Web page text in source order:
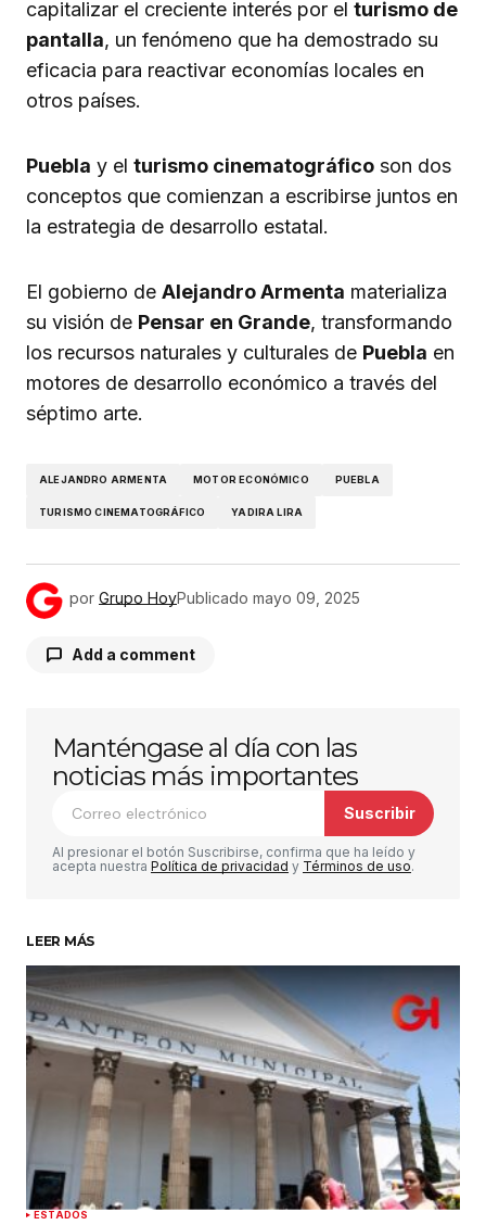
capitalizar el creciente interés por el turismo de
pantalla, un fenómeno que ha demostrado su
eficacia para reactivar economías locales en
otros países.
Puebla y el turismo cinematográfico son dos
conceptos que comienzan a escribirse juntos en
la estrategia de desarrollo estatal.
El gobierno de Alejandro Armenta materializa
su visión de Pensar en Grande, transformando
los recursos naturales y culturales de Puebla en
motores de desarrollo económico a través del
séptimo arte.
ALEJANDRO ARMENTA MOTOR ECONÓMICO PUEBLA
TURISMO CINEMATOGRÁFICO YADIRA LIRA
por Grupo HoyPublicado mayo 09, 2025
Add a comment
Tu dirección de correo electrónico no será
publicada. Los campos obligatorios están
marcados con*
Comentario*
Su nombre*
Tu correo electrónico*
Guardar mi nombre, correo electrónico y sitio
web en este navegador para la próxima vez que
haga un comentario.
Enviar comentario
Manténgase al día con las
noticias más importantes
Suscribir
Al presionar el botón Suscribirse, confirma que ha leído y
acepta nuestra Política de privacidad y Términos de uso.
LEER MÁS
ESTADOS